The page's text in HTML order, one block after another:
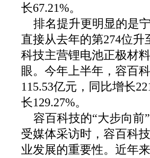
长67.21%。
排名提升更明显的是
直接从去年的第274位升
科技主营锂电池正极材
眼。今年上半年，容百
115.53亿元，同比增长
长129.27%。
容百科技的“大步向前
受媒体采访时，容百科
业发展的重要性。近年